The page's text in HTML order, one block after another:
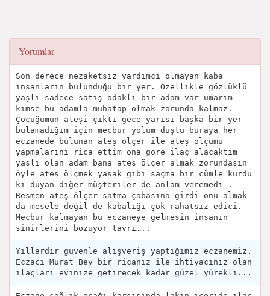
Yorumlar
Son derece nezaketsiz yardımcı olmayan kaba
insanların bulunduğu bir yer. Özellikle gözlüklü
yaşlı sadece satış odaklı bir adam var umarım
kimse bu adamla muhatap olmak zorunda kalmaz.
Çocuğumun ateşi çıktı gece yarısı başka bir yer
bulamadığım için mecbur yolum düştü buraya her
eczanede bulunan ateş ölçer ile ateş ölçümü
yapmalarını rica ettim ona göre ilaç alacaktım
yaşlı olan adam bana ateş ölçer almak zorundasın
öyle ateş ölçmek yasak gibi saçma bir cümle kurdu
ki duyan diğer müşteriler de anlam veremedi .
Resmen ateş ölçer satma çabasına girdi onu almak
da mesele değil de kabalığı çok rahatsız edici.
Mecbur kalmayan bu eczaneye gelmesin insanın
sinirlerini bozuyor tavrı…..
Yıllardır güvenle alışveriş yaptığımız eczanemiz.
Eczacı Murat Bey bir ricanız ile ihtiyacınız olan
ilaçları evinize getirecek kadar güzel yürekli...